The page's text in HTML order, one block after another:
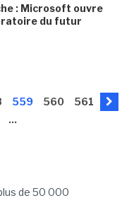
: Microsoft ouvre
du futur
559 560
561
...
de 50 000